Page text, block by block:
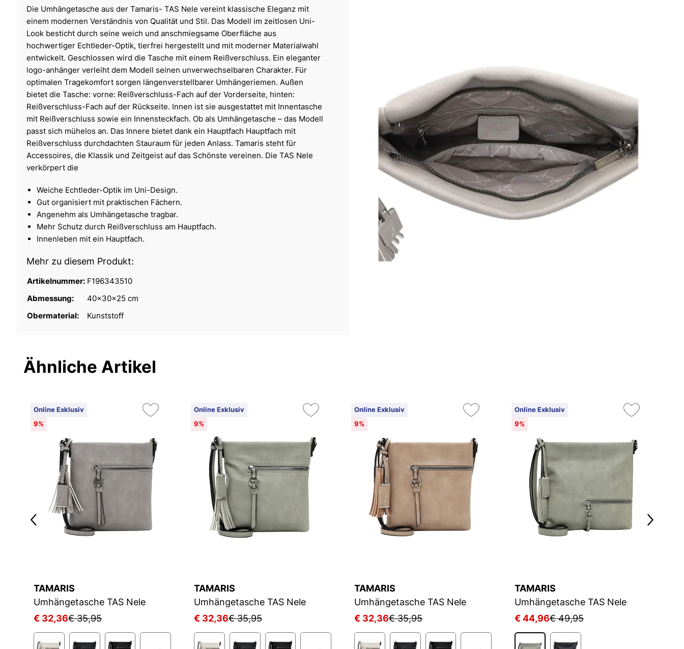
Die Umhängetasche aus der Tamaris- TAS Nele vereint klassische Eleganz mit
einem modernen Verständnis von Qualität und Stil. Das Modell im zeitlosen Uni-
Look besticht durch seine weich und anschmiegsame Oberfläche aus
hochwertiger Echtleder-Optik, tierfrei hergestellt und mit moderner Materialwahl
entwickelt. Geschlossen wird die Tasche mit einem Reißverschluss. Ein eleganter
logo-anhänger verleiht dem Modell seinen unverwechselbaren Charakter. Für
optimalen Tragekomfort sorgen längenverstellbarer Umhängeriemen. Außen
bietet die Tasche: vorne: Reißverschluss-Fach auf der Vorderseite, hinten:
Reißverschluss-Fach auf der Rückseite. Innen ist sie ausgestattet mit Innentasche
mit Reißverschluss sowie ein Innensteckfach. Ob als Umhängetasche – das Modell
passt sich mühelos an. Das Innere bietet dank ein Hauptfach Hauptfach mit
Reißverschluss durchdachten Stauraum für jeden Anlass. Tamaris steht für
Accessoires, die Klassik und Zeitgeist auf das Schönste vereinen. Die TAS Nele
verkörpert die
Weiche Echtleder-Optik im Uni-Design.
Gut organisiert mit praktischen Fächern.
Angenehm als Umhängetasche tragbar.
Mehr Schutz durch Reißverschluss am Hauptfach.
Innenleben mit ein Hauptfach.
Mehr zu diesem Produkt:
Artikelnummer: F196343510
Abmessung:
40x30x25 cm
Obermaterial:
Kunststoff
Ähnliche Artikel
Online Exklusiv
9%
TAMARIS
Umhängetasche TAS Nele
€ 32,36€ 35,95
Online Exklusiv
9%
TAMARIS
Umhängetasche TAS Nele
€ 32,36€ 35,95
Online Exklusiv
9%
TAMARIS
Umhängetasche TAS Nele
€ 32,36€ 35,95
Online Exklusiv
9%
TAMARIS
Umhängetasche TAS Nele
€ 44,96€ 49,95